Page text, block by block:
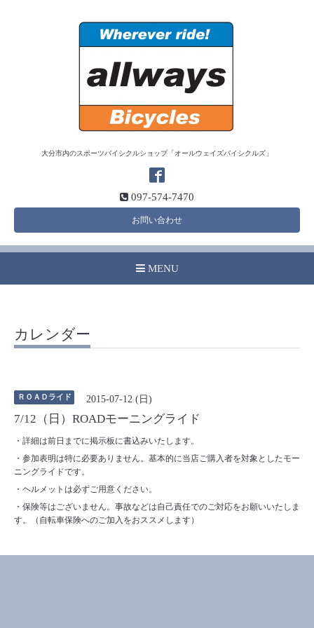
大分市内のスポーツバイシクルショップ「オールウェイズバイシクルズ」
097-574-7470
お問い合わせ
MENU
カレンダー
ＲＯＡＤライド 2015-07-12 (日)
7/12（日）ROADモーニングライド
・詳細は前日までに掲示板に書込みいたします。
・参加表明は特に必要ありません。基本的に当店ご購入者を対象としたモー
ニングライドです。
・ヘルメットは必ずご用意ください。
・保険等はございません。事故などは自己責任でのご対応をお願いいたしま
す。（自転車保険へのご加入をおススメします）